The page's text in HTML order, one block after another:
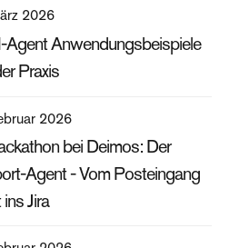
2026
Agent Anwendungsbeispiele
Praxis
2026
bei Deimos: Der
Agent - Vom Posteingang
Jira